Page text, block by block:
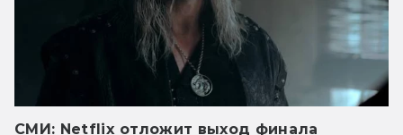
СМИ: Netflix отложит выход финала